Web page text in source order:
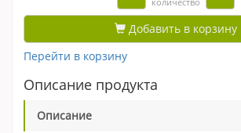
Добавить в корзину
Перейти в корзину
Описание продукта
Описание